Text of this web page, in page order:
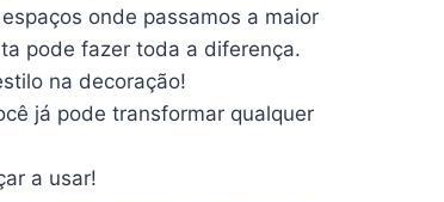
onde passamos a maior
pode fazer toda a diferença.
na decoração!
já pode transformar qualquer
a usar!